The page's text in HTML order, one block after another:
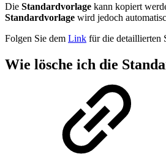
Die Standardvorlage kann kopiert
Standardvorlage wird jedoch
Folgen Sie dem Link für die detaillierten
Wie lösche ich die